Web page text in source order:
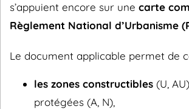
s’appuient encore sur une carte
Règlement National d’Urbanisme
Le document applicable permet de
les zones constructibles (U,
protégées (A, N),